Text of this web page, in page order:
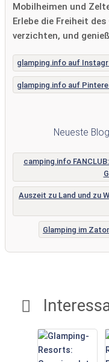
Mobilheimen und
Erlebe die Freiheit
verzichten, und
glamping.info auf
glamping.info auf
Neueste
camping.info
Auszeit zu Land und zu
Glamping im